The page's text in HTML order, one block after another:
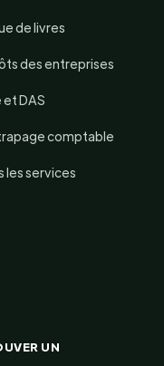
de livres
des entreprises
et DAS
comptable
les services
UN